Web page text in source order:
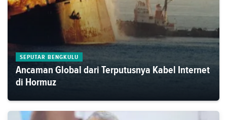
SEPUTAR BENGKULU
Ancaman Global dari Terputusnya Kabel Internet
di Hormuz